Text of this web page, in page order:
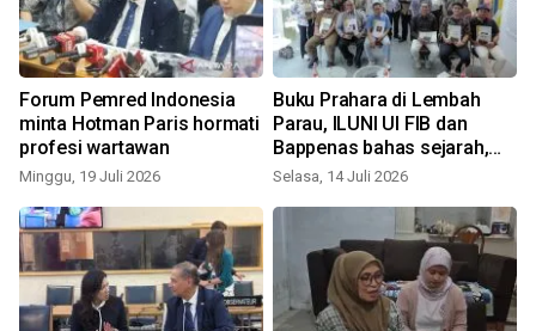
Forum Pemred Indonesia
minta Hotman Paris hormati
profesi wartawan
Minggu, 19 Juli 2026
Buku Prahara di Lembah
Parau, ILUNI UI FIB dan
Bappenas bahas sejarah,
buruh, dan lingkungan
Selasa, 14 Juli 2026